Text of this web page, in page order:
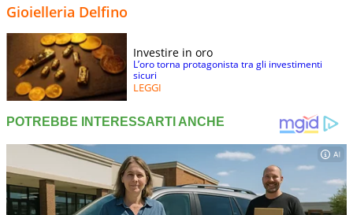
Gioielleria Delfino
Investire in oro
L’oro torna protagonista tra gli investimenti
sicuri
LEGGI